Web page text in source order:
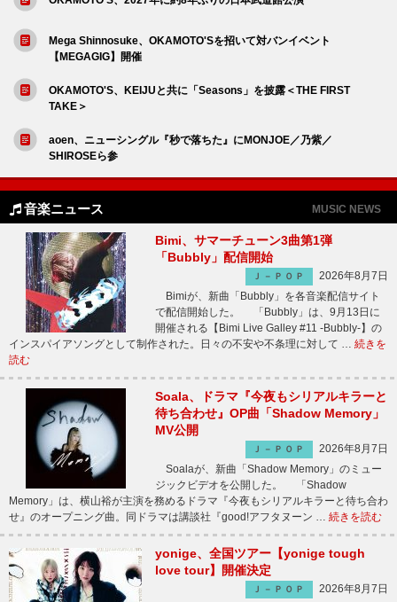
Mega Shinnosuke、OKAMOTO'Sを招いて対バンイベント
【MEGAGIG】開催
OKAMOTO'S、KEIJUと共に「Seasons」を披露＜THE FIRST
TAKE＞
aoen、ニューシングル『秒で落ちた』にMONJOE／乃紫／
SHIROSEら参
音楽ニュース MUSIC NEWS
Bimi、サマーチューン3曲第1弾
「Bubbly」配信開始
Ｊ－ＰＯＰ
2026年8月7日
Bimiが、新曲「Bubbly」を各音楽配信サイト
で配信開始した。 「Bubbly」は、9月13日に
開催される【Bimi Live Galley #11 -Bubbly-】の
インスパイアソングとして制作された。日々の不安や不条理に対して … 続きを
読む
Soala、ドラマ『今夜もシリアルキラーと
待ち合わせ』OP曲「Shadow Memory」
MV公開
Ｊ－ＰＯＰ
2026年8月7日
Soalaが、新曲「Shadow Memory」のミュー
ジックビデオを公開した。 「Shadow
Memory」は、横山裕が主演を務めるドラマ『今夜もシリアルキラーと待ち合わ
せ』のオープニング曲。同ドラマは講談社『good!アフタヌーン … 続きを読む
yonige、全国ツアー【yonige tough
love tour】開催決定
Ｊ－ＰＯＰ
2026年8月7日